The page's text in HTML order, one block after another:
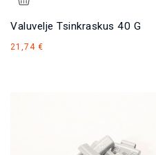
Valuvelje Tsinkraskus 40 G
21,74 €